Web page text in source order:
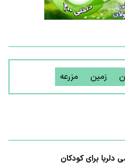
زمین مزرعه
دلربا برای کودکان